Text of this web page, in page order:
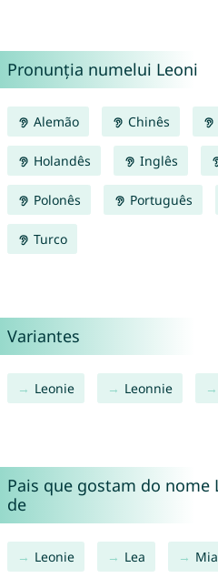
Pronunția numelui Leoni
Alemão Chinês
Holandês Inglês
Polonês Português
Turco
Variantes
Leonie Leonnie
Pais que gostam do
de
Leonie Lea Mia